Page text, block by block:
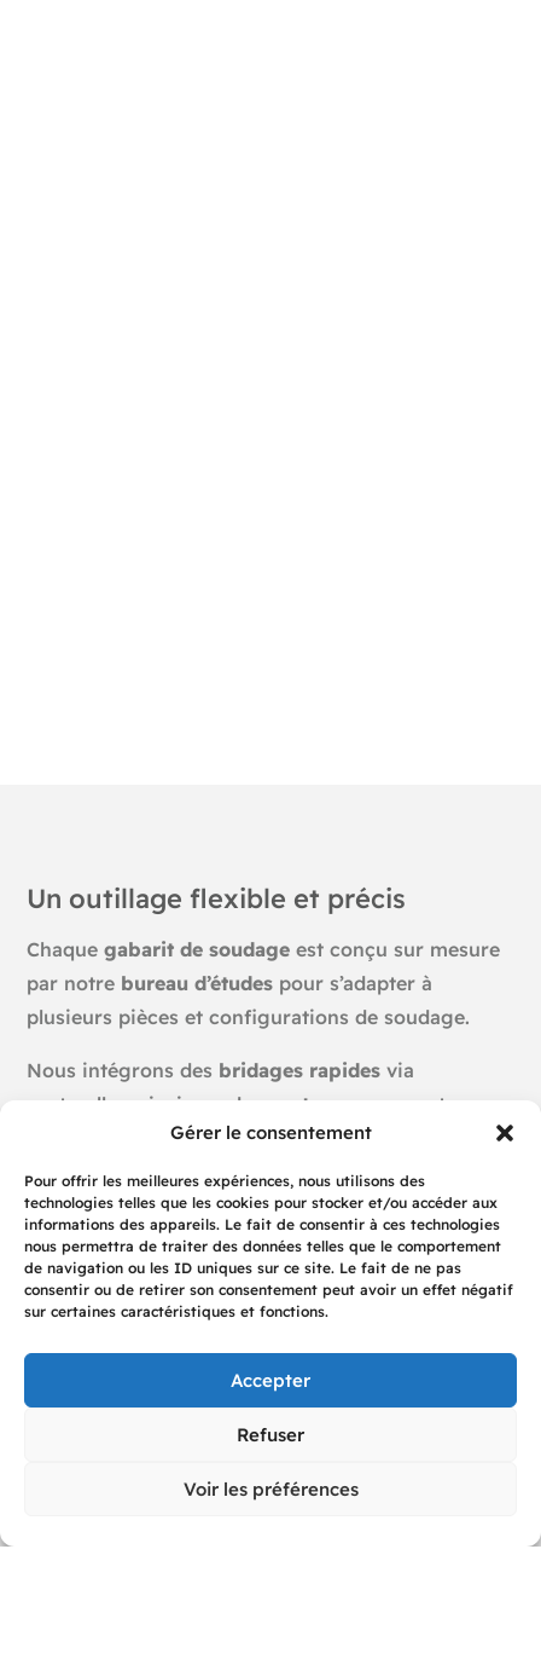
Gérer le consentement
Pour offrir les meilleures expériences, nous utilisons des
technologies telles que les cookies pour stocker et/ou accéder aux
informations des appareils. Le fait de consentir à ces technologies
nous permettra de traiter des données telles que le comportement
de navigation ou les ID uniques sur ce site. Le fait de ne pas
consentir ou de retirer son consentement peut avoir un effet négatif
sur certaines caractéristiques et fonctions.
Accepter
Refuser
Voir les préférences
Un outillage flexible et précis
Chaquegabarit de soudage est conçu sur mesure
par notre bureau d’études pour s’adapter à
plusieurs pièces et configurations de soudage.
Nous intégrons des bridages rapides via
sauterelles, ainsi que des
centreurs
assurant un
positionnement optimal et le respect strict des
tolérances de soudure. Cette approche garantit
unerépétabilité parfaite, un critère essentiel dans
les productions en série.